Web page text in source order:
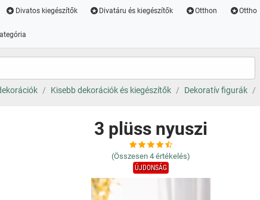
Divatos kiegészítők Divatáru és kiegészítők Otthon Ottho
Kisebb dekorációk és kiegészítők Dekoratív figurák
3 plüss nyuszi
(Összesen 4 értékelés)
ÚJDONSÁG